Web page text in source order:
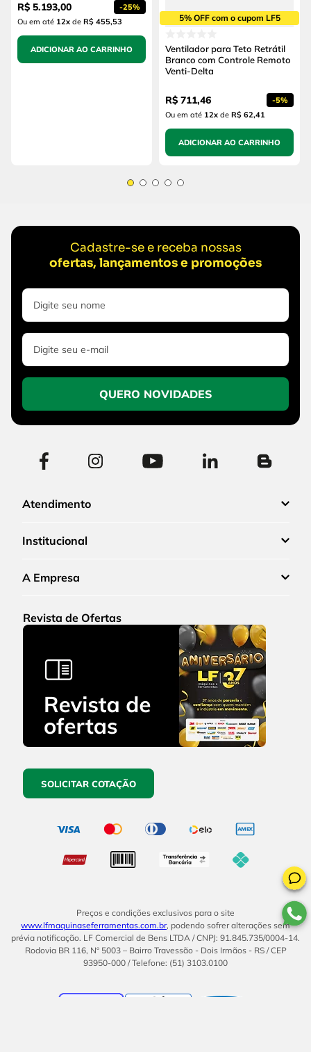
R$ 5.193,00 -25%
Ou em até 12x de R$ 455,53
ADICIONAR AO CARRINHO
5% OFF com o cupom LF5
Ventilador para Teto Retrátil
Branco com Controle Remoto
Venti-Delta
R$ 711,46 -5%
Ou em até 12x de R$ 62,41
ADICIONAR AO CARRINHO
Cadastre-se e receba nossas
ofertas, lançamentos e promoções
QUERO NOVIDADES
Atendimento
Institucional
A Empresa
Revista de Ofertas
SOLICITAR COTAÇÃO
Preços e condições exclusivos para o site
www.lfmaquinaseferramentas.com.br, podendo sofrer alterações sem
prévia notificação. LF Comercial de Bens LTDA / CNPJ: 91.845.735/0004-14.
Rodovia BR 116, Nº 5003 – Bairro Travessão - Dois Irmãos - RS / CEP
93950-000 / Telefone: (51) 3103.0100